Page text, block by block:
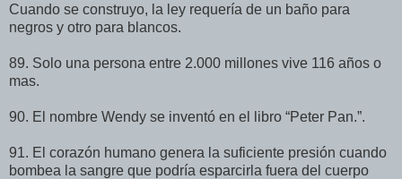
Cuando se construyo, la ley requería de un baño para
negros y otro para blancos.
89. Solo una persona entre 2.000 millones vive 116 años o
mas.
90. El nombre Wendy se inventó en el libro “Peter Pan.”.
91. El corazón humano genera la suficiente presión cuando
bombea la sangre que podría esparcirla fuera del cuerpo